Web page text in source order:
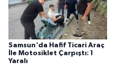
Samsun'da Hafif Ticari Araç
İle Motosiklet Çarpıştı: 1
Yaralı